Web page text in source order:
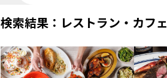
検索結果：レストラン・カフェ